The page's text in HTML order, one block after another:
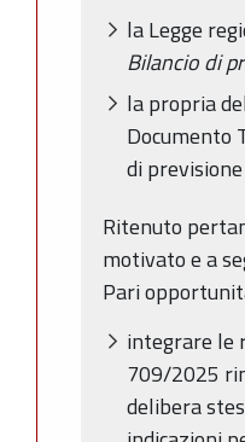
la Legge
Bilancio di
la propria
Documento
di
Ritenuto
motivato e a
Pari
integrare le
709/2025
delibera